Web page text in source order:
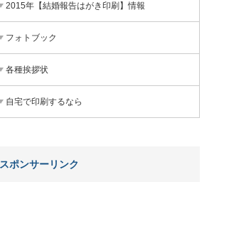
2015年【結婚報告はがき印刷】情報
フォトブック
各種挨拶状
自宅で印刷するなら
スポンサーリンク